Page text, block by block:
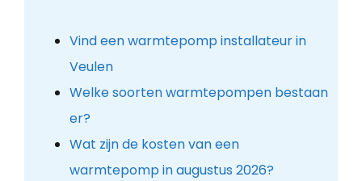
Vind een warmtepomp installateur in
Veulen
Welke soorten warmtepompen bestaan
er?
Wat zijn de kosten van een
warmtepomp in augustus 2026?